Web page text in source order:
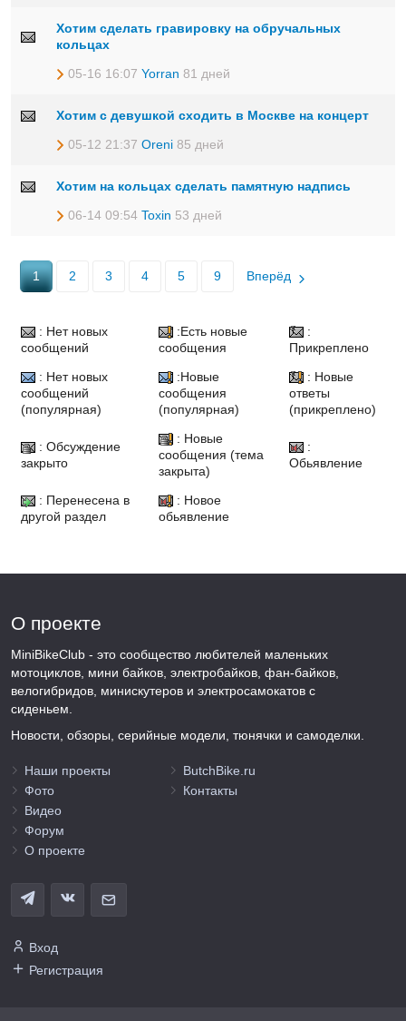
Хотим сделать гравировку на обручальных
кольцах
05-16 16:07 Yorran 81 дней
Хотим с девушкой сходить в Москве на концерт
05-12 21:37 Oreni 85 дней
Хотим на кольцах сделать памятную надпись
06-14 09:54 Toxin 53 дней
1 2 3 4 5 9 Вперёд
: Нет новых
сообщений
:Есть новые
сообщения
:
Прикреплено
: Нет новых
сообщений
(популярная)
:Новые
сообщения
(популярная)
: Новые
ответы
(прикреплено)
: Обсуждение
закрыто
: Новые
сообщения (тема
закрыта)
:
Обьявление
: Перенесена в
другой раздел
: Новое
обьявление
О проекте
MiniBikeClub - это сообщество любителей маленьких
мотоциклов, мини байков, электробайков, фан-байков,
велогибридов, минискутеров и электросамокатов с
сиденьем.
Новости, обзоры, серийные модели, тюнячки и самоделки.
Наши проекты
Фото
Видео
Форум
О проекте
ButchBike.ru
Контакты
Вход
Регистрация